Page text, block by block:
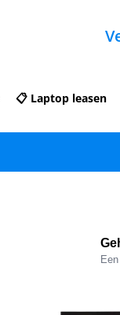
📋 Laptop leasen